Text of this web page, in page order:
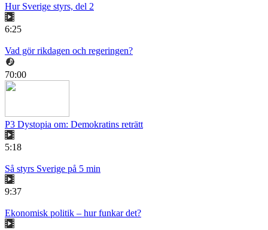
Hur Sverige styrs, del 2
6:25
Vad gör rikdagen och regeringen?
70:00
P3 Dystopia om: Demokratins reträtt
5:18
Så styrs Sverige på 5 min
9:37
Ekonomisk politik – hur funkar det?